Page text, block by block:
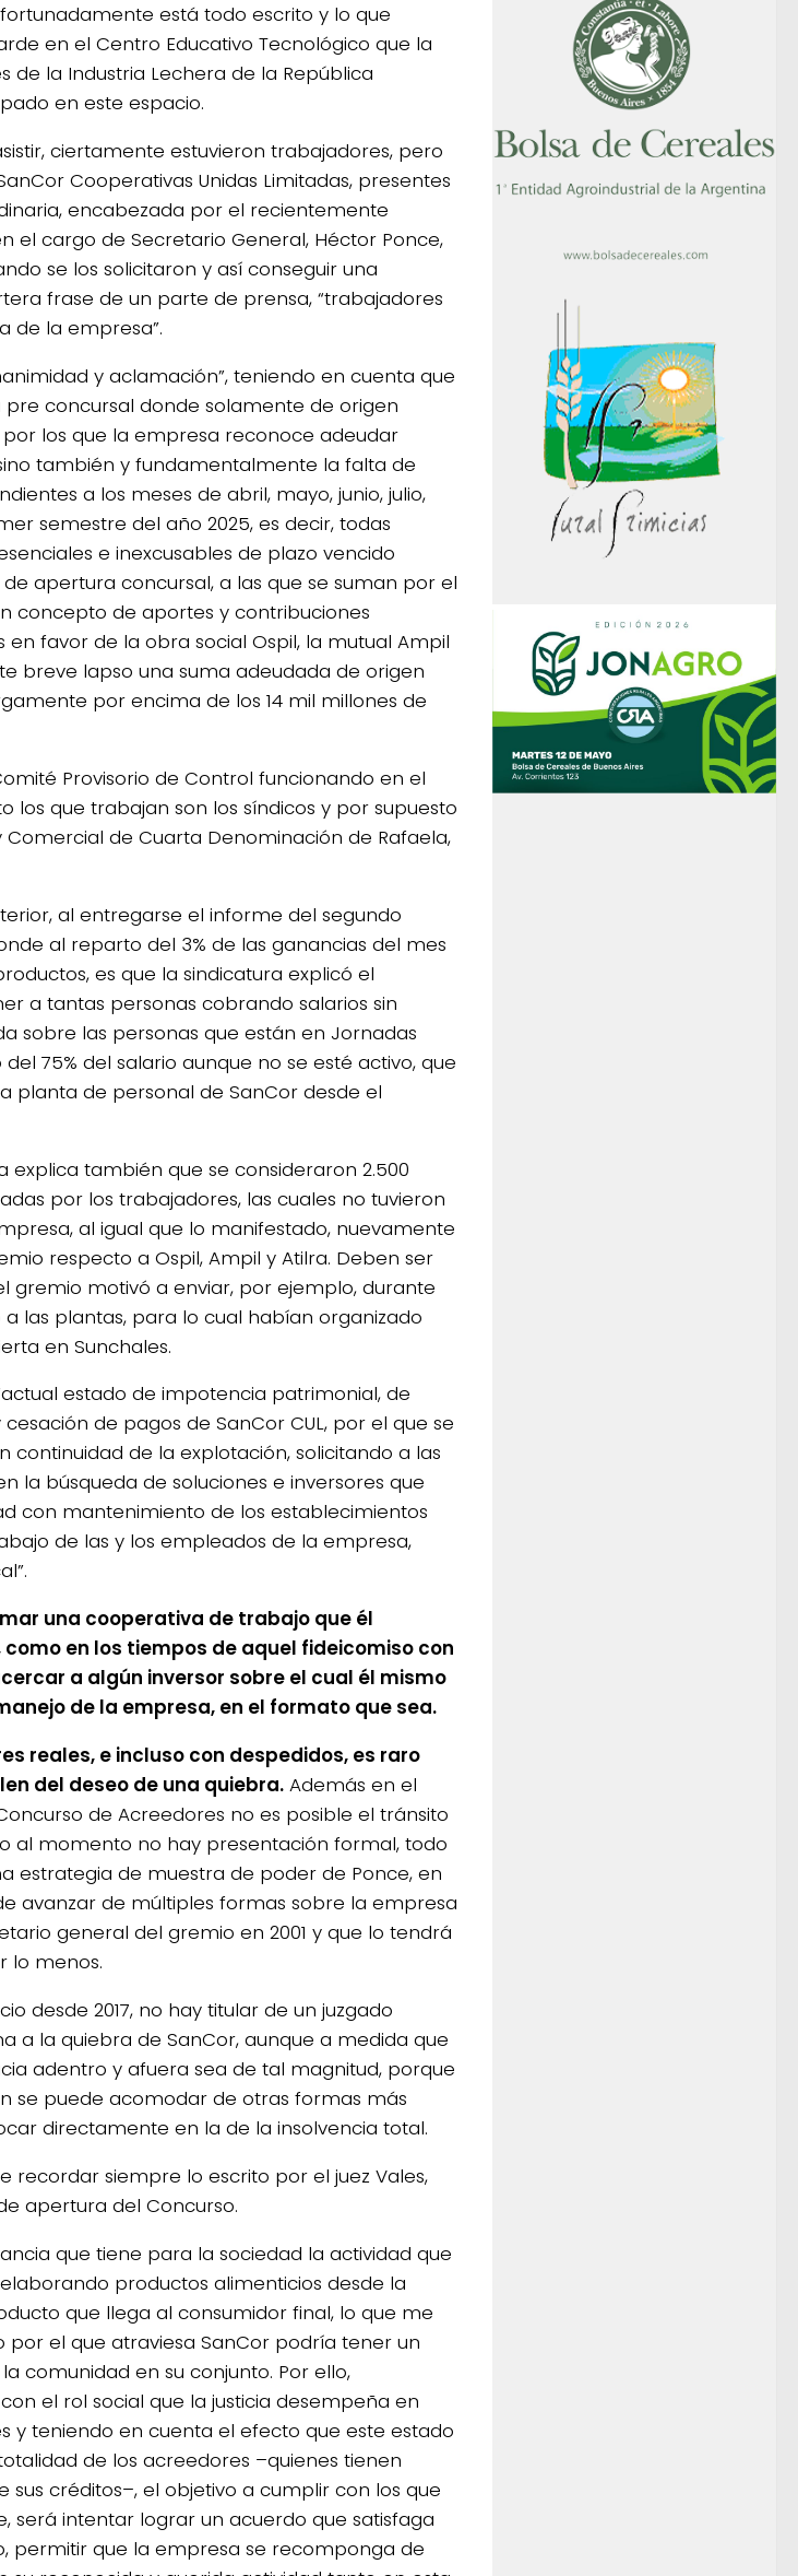
está todo escrito y lo que
en el Centro Educativo Tecnológico que la
de la Industria Lechera de la República
en este espacio.
ciertamente estuvieron trabajadores, pero
Cooperativas Unidas Limitadas, presentes
encabezada por el recientemente
el cargo de Secretario General, Héctor Ponce,
se los solicitaron y así conseguir una
frase de un parte de prensa, “trabajadores
de la empresa”.
y aclamación”, teniendo en cuenta que
pre concursal donde solamente de origen
por los que la empresa reconoce adeudar
también y fundamentalmente la falta de
a los meses de abril, mayo, junio, julio,
semestre del año 2025, es decir, todas
e inexcusables de plazo vencido
apertura concursal, a las que se suman por el
concepto de aportes y contribuciones
en favor de la obra social Ospil, la mutual Ampil
breve lapso una suma adeudada de origen
por encima de los 14 mil millones de
Provisorio de Control funcionando en el
los que trabajan son los síndicos y por supuesto
Comercial de Cuarta Denominación de Rafaela,
al entregarse el informe del segundo
al reparto del 3% de las ganancias del mes
es que la sindicatura explicó el
a tantas personas cobrando salarios sin
sobre las personas que están en Jornadas
75% del salario aunque no se esté activo, que
planta de personal de SanCor desde el
explica también que se consideraron 2.500
por los trabajadores, las cuales no tuvieron
al igual que lo manifestado, nuevamente
respecto a Ospil, Ampil y Atilra. Deben ser
gremio motivó a enviar, por ejemplo, durante
las plantas, para lo cual habían organizado
en Sunchales.
estado de impotencia patrimonial, de
de pagos de SanCor CUL, por el que se
continuidad de la explotación, solicitando a las
la búsqueda de soluciones e inversores que
con mantenimiento de los establecimientos
de las y los empleados de la empresa,
una cooperativa de trabajo que él
en los tiempos de aquel fideicomiso con
a algún inversor sobre el cual él mismo
de la empresa, en el formato que sea.
reales, e incluso con despedidos, es raro
del deseo de una quiebra. Además en el
de Acreedores no es posible el tránsito
al momento no hay presentación formal, todo
estrategia de muestra de poder de Ponce, en
avanzar de múltiples formas sobre la empresa
general del gremio en 2001 y que lo tendrá
lo menos.
desde 2017, no hay titular de un juzgado
a la quiebra de SanCor, aunque a medida que
adentro y afuera sea de tal magnitud, porque
se puede acomodar de otras formas más
directamente en la de la insolvencia total.
recordar siempre lo escrito por el juez Vales,
apertura del Concurso.
que tiene para la sociedad la actividad que
productos alimenticios desde la
que llega al consumidor final, lo que me
por el que atraviesa SanCor podría tener un
comunidad en su conjunto. Por ello,
el rol social que la justicia desempeña en
y teniendo en cuenta el efecto que este estado
de los acreedores –quienes tienen
créditos–, el objetivo a cumplir con los que
será intentar lograr un acuerdo que satisfaga
permitir que la empresa se recomponga de